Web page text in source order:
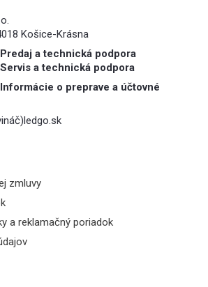
Košice-Krásna
a technická podpora
a technická podpora
o preprave a účtovné
zmluvy
a reklamačný poriadok